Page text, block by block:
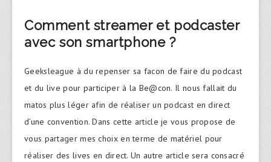
Comment streamer et podcaster
avec son smartphone ?
Geeksleague à du repenser sa facon de faire du podcast
et du live pour participer à la Be@con. Il nous fallait du
matos plus léger afin de réaliser un podcast en direct
d’une convention. Dans cette article je vous propose de
vous partager mes choix en terme de matériel pour
réaliser des lives en direct. Un autre article sera consacré